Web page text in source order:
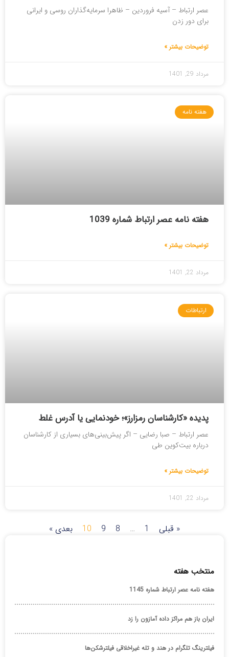
عصر ارتباط – آسیه فروردین – ظاهرا سرمایه‌گذاران روسی و ایرانی
برای دور زدن
توضیحات بیشتر »
مرداد 29, 1401
هفته نامه
هفته نامه عصر ارتباط شماره 1039
توضیحات بیشتر »
مرداد 22, 1401
ارتباطات
پدیده «کارشناسان رمزارز»؛ خودنمایی یا آدرس غلط
عصر ارتباط – صبا رضایی – اگر پیش‌بینی‌های بسیاری از کارشناسان
درباره بیت‌کوین طی
توضیحات بیشتر »
مرداد 22, 1401
« قبلی 1
…
8
9
10 بعدی »
منتخب هفته
هفته نامه عصر ارتباط شماره 1145
ایران باز هم مراکز داده آمازون را زد
فیلترینگ تلگرام در هند و تله غیراخلاقی فیلترشکن‌ها